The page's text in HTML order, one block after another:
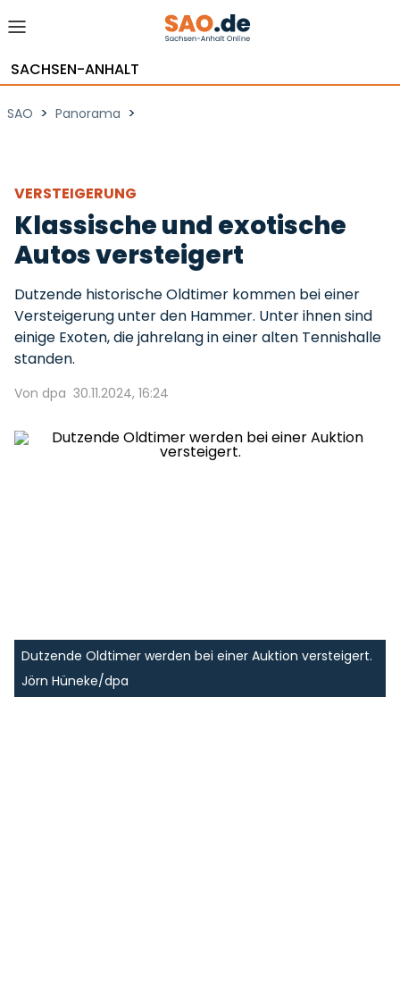
SACHSEN-ANHALT
SAO > Panorama >
VERSTEIGERUNG
Klassische und exotische
Autos versteigert
Dutzende historische Oldtimer kommen bei einer
Versteigerung unter den Hammer. Unter ihnen sind
einige Exoten, die jahrelang in einer alten Tennishalle
standen.
Von dpa 30.11.2024, 16:24
Dutzende Oldtimer werden bei einer Auktion versteigert.
Jörn Hüneke/dpa